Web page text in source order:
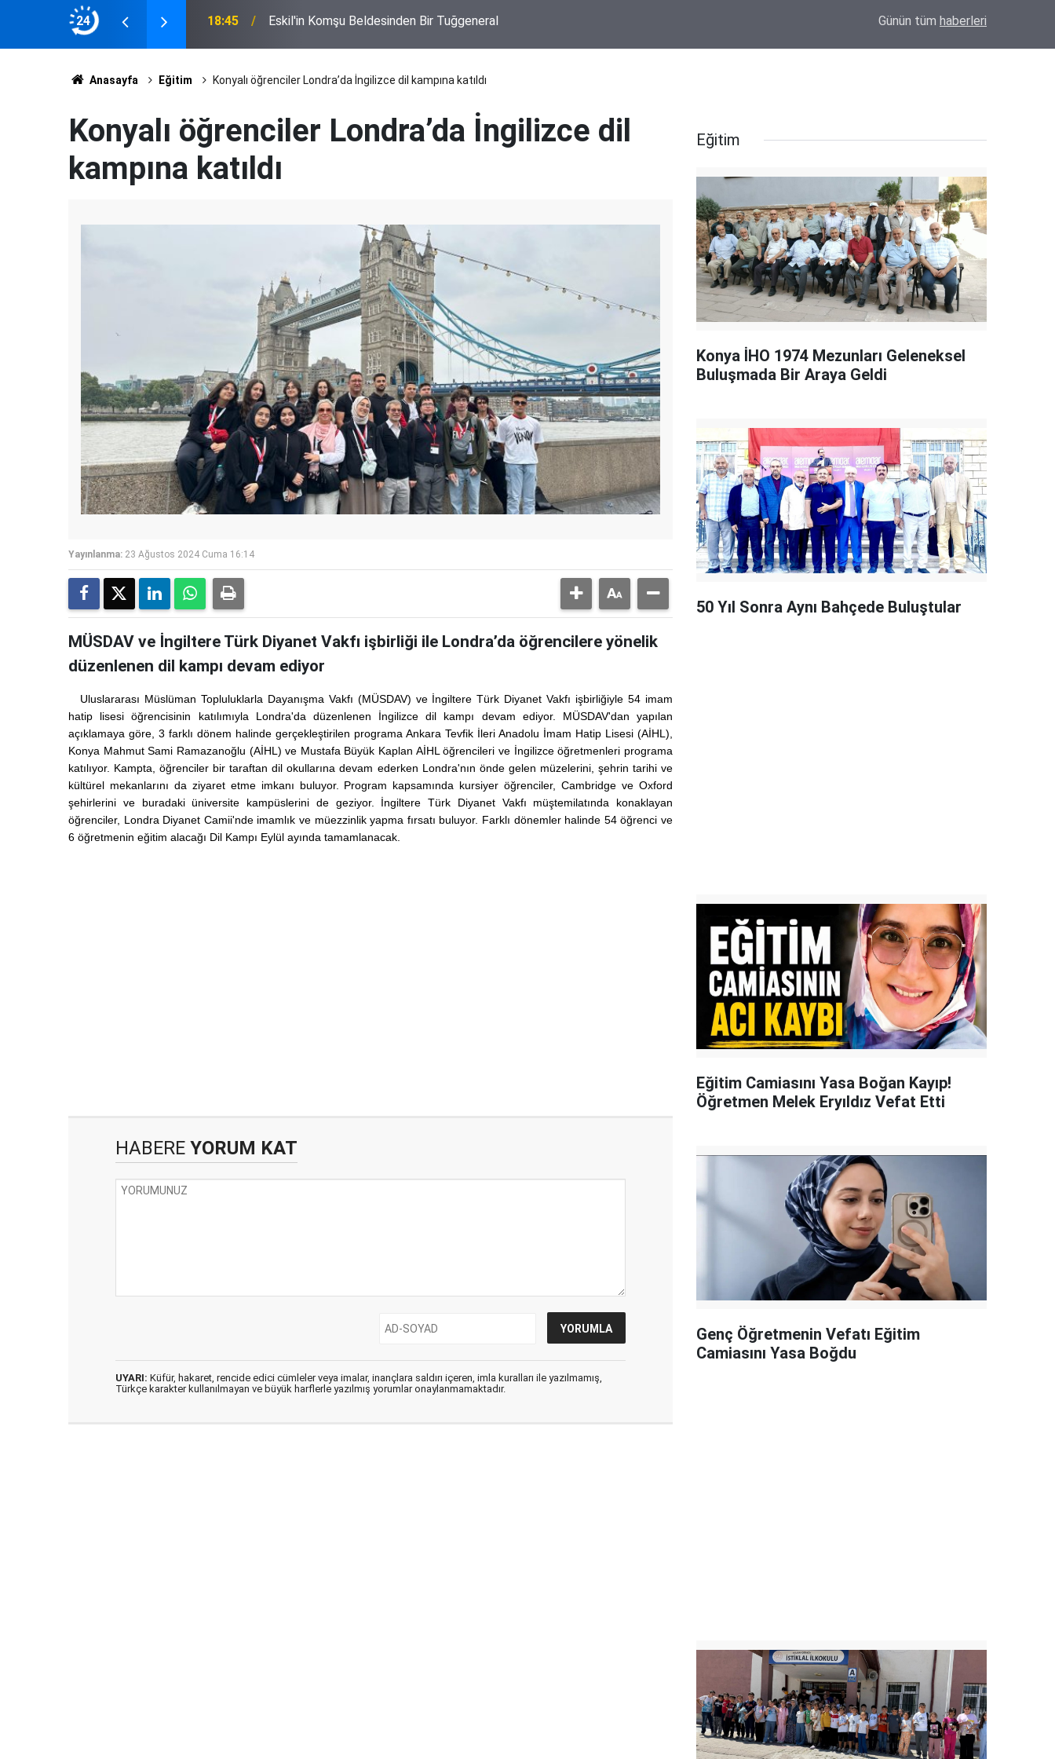
24
il başkanı oldu 18:45 Eskil'in Komşu Beldesinden Bir Tuğgeneral Eskil'de kesime götürülecek tosun sahibini
Günün tüm haberleri
Anasayfa Eğitim Konyalı öğrenciler Londra’da İngilizce dil kampına katıldı
Konyalı öğrenciler Londra’da İngilizce dil
kampına katıldı
Yayınlanma: 23 Ağustos 2024 Cuma 16:14
MÜSDAV ve İngiltere Türk Diyanet Vakfı işbirliği ile Londra’da öğrencilere yönelik
düzenlenen dil kampı devam ediyor
Uluslararası Müslüman Topluluklarla Dayanışma Vakfı (MÜSDAV) ve İngiltere Türk Diyanet Vakfı işbirliğiyle 54 imam
hatip lisesi öğrencisinin katılımıyla Londra'da düzenlenen İngilizce dil kampı devam ediyor. MÜSDAV'dan yapılan
açıklamaya göre, 3 farklı dönem halinde gerçekleştirilen programa Ankara Tevfik İleri Anadolu İmam Hatip Lisesi (AİHL),
Konya Mahmut Sami Ramazanoğlu (AİHL) ve Mustafa Büyük Kaplan AİHL öğrencileri ve İngilizce öğretmenleri programa
katılıyor. Kampta, öğrenciler bir taraftan dil okullarına devam ederken Londra'nın önde gelen müzelerini, şehrin tarihi ve
kültürel mekanlarını da ziyaret etme imkanı buluyor. Program kapsamında kursiyer öğrenciler, Cambridge ve Oxford
şehirlerini ve buradaki üniversite kampüslerini de geziyor. İngiltere Türk Diyanet Vakfı müştemilatında konaklayan
öğrenciler, Londra Diyanet Camii'nde imamlık ve müezzinlik yapma fırsatı buluyor. Farklı dönemler halinde 54 öğrenci ve
6 öğretmenin eğitim alacağı Dil Kampı Eylül ayında tamamlanacak.
HABERE YORUM KAT
UYARI: Küfür, hakaret, rencide edici cümleler veya imalar, inançlara saldırı içeren, imla kuralları ile yazılmamış,
Türkçe karakter kullanılmayan ve büyük harflerle yazılmış yorumlar onaylanmamaktadır.
Eğitim
Konya İHO 1974 Mezunları Geleneksel
Buluşmada Bir Araya Geldi
50 Yıl Sonra Aynı Bahçede Buluştular
Eğitim Camiasını Yasa Boğan Kayıp!
Öğretmen Melek Eryıldız Vefat Etti
Genç Öğretmenin Vefatı Eğitim
Camiasını Yasa Boğdu